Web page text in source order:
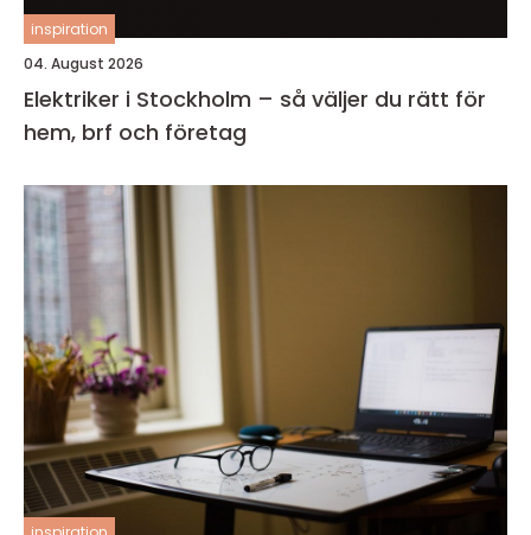
inspiration
04. August 2026
Elektriker i Stockholm – så väljer du rätt för
hem, brf och företag